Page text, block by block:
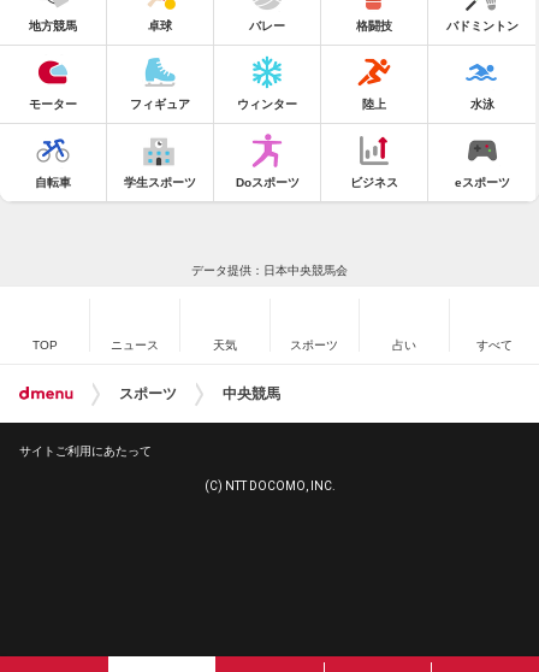
地方競馬 卓球 バレー 格闘技 バドミントン
モーター フィギュア ウィンター 陸上 水泳
自転車 学生スポーツ Doスポーツ ビジネス eスポーツ
データ提供：日本中央競馬会
TOP ニュース 天気 スポーツ 占い すべて
スポーツ 中央競馬
サイトご利用にあたって
(C) NTT DOCOMO, INC.